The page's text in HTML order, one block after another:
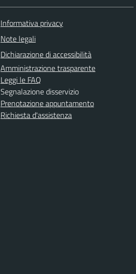
Informativa privacy
Note legali
Dichiarazione di accessibilità
Amministrazione trasparente
Leggi le FAQ
Segnalazione disservizio
Prenotazione appuntamento
Richiesta d'assistenza